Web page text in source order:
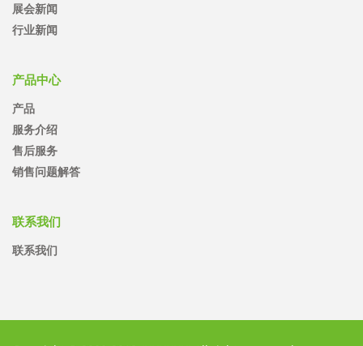
展会新闻
行业新闻
产品中心
产品
服务介绍
售后服务
销售问题解答
联系我们
联系我们